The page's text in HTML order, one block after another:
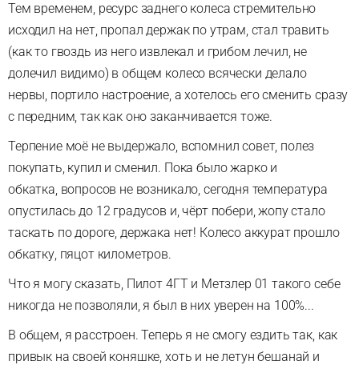
Тем временем, ресурс заднего колеса стремительно
исходил на нет, пропал держак по утрам, стал травить
(как то гвоздь из него извлекал и грибом лечил, не
долечил видимо) в общем колесо всячески делало
нервы, портило настроение, а хотелось его сменить сразу
с передним, так как оно заканчивается тоже.
Терпение моё не выдержало, вспомнил совет, полез
покупать, купил и сменил. Пока было жарко и
обкатка, вопросов не возникало, сегодня температура
опустилась до 12 градусов и, чёрт побери, жопу стало
таскать по дороге, держака нет! Колесо аккурат прошло
обкатку, пяцот километров.
Что я могу сказать, Пилот 4ГТ и Метзлер 01 такого себе
никогда не позволяли, я был в них уверен на 100%...
В общем, я расстроен. Теперь я не смогу ездить так, как
привык на своей коняшке, хоть и не летун бешанай и